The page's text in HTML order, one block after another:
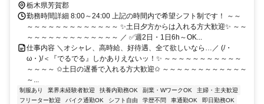
栃木県芳賀郡
勤務時間詳細 8:00～24:00 上記の時間内で希望シフト制です！ ～～
～～～～～～～～～～～～～ ✨土日夕方からは入れる方大歓迎✨ ～～
～～～～～～～～～～～～～ ／ ✅週2日・1日6h～OK...
仕事内容 ＼オシャレ、高時給、好待遇、全て欲しいなら…／ (/・
ω・)/＜『でるでる』しかありえないッ！✨ ～～～～～～～～～～～
～～～～ ✩土日の遅番で入れる方大歓迎✩ ～～～～～～～～～～～～
～...
制服あり 業界未経験者歓迎 扶養内勤務OK 副業・WワークOK
主婦・主夫歓迎
フリーター歓迎
バイク通勤OK シフト自由 学歴不問 車通勤OK
即日勤務OK